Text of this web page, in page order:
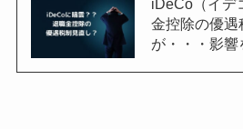
iDeCo（イデ
金控除の優遇
が・・・影響